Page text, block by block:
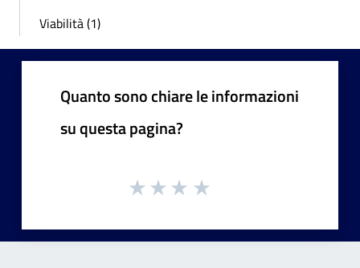
Viabilità (1)
Quanto sono chiare le informazioni
su questa pagina?